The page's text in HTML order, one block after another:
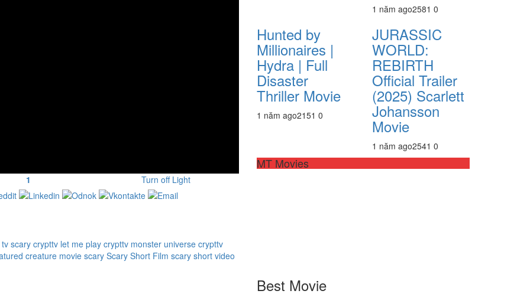
1 Turn off Light
scary crypttv let me play crypttv monster universe crypttv
creature movie scary Scary Short Film scary short video
1 năm ago2581 0
Hunted by
Millionaires |
Hydra | Full
Disaster
Thriller Movie
1 năm ago2151 0
JURASSIC
WORLD:
REBIRTH
Official Trailer
(2025) Scarlett
Johansson
Movie
1 năm ago2541 0
MT Movies
Best Movie